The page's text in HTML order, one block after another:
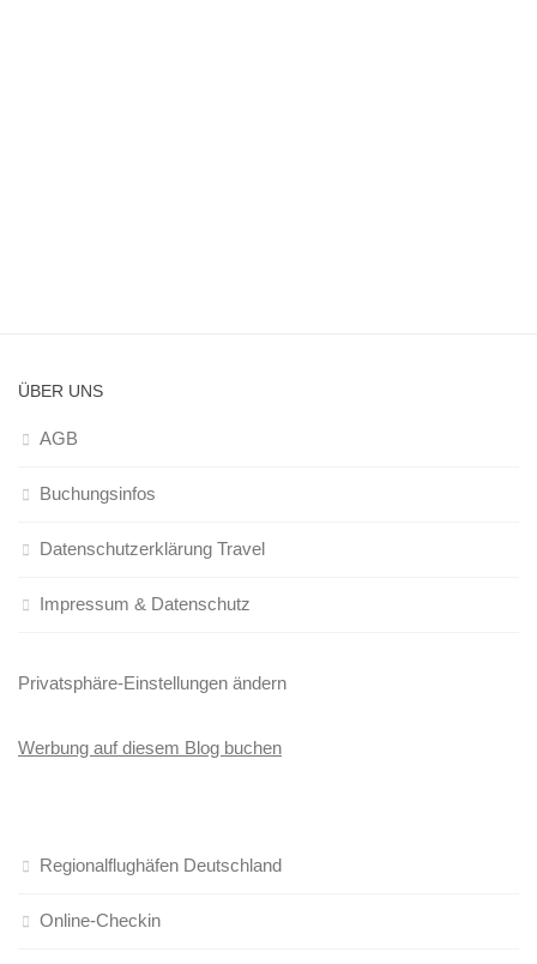
ÜBER UNS
AGB
Buchungsinfos
Datenschutzerklärung Travel
Impressum & Datenschutz
Privatsphäre-Einstellungen ändern
Werbung auf diesem Blog buchen
Regionalflughäfen Deutschland
Online-Checkin